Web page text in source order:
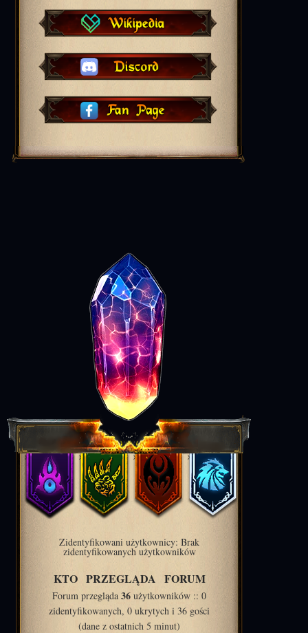
Zidentyfikowani użytkownicy: Brak
zidentyfikowanych użytkowników
KTO PRZEGLĄDA FORUM
Forum przegląda 36 użytkowników :: 0
zidentyfikowanych, 0 ukrytych i 36 gości
(dane z ostatnich 5 minut)